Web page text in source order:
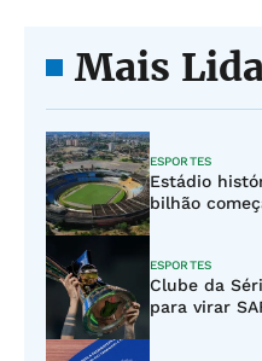
Mais
ESPORTES
Estádio
bilhão
ESPORTES
Clube da
para virar